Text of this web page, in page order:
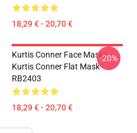
18,29 € - 20,70 €
Kurtis Conner Face Masks -
Kurtis Conner Flat Mask
RB2403
18,29 € - 20,70 €
-20%